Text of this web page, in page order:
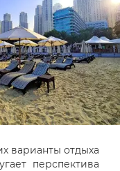
варианты отдыха
перспектива